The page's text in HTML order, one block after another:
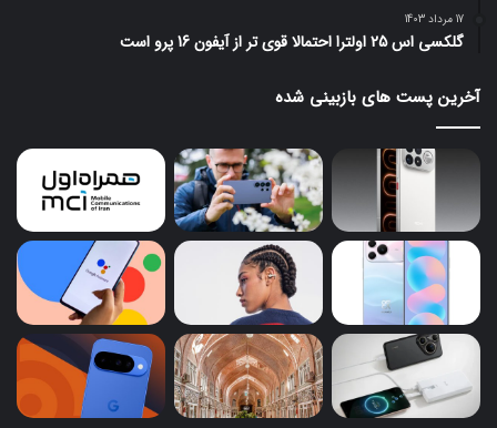
17 مرداد 1403
گلکسی اس 25 اولترا احتمالا قوی تر از آیفون 16 پرو است
آخرین پست های بازبینی شده